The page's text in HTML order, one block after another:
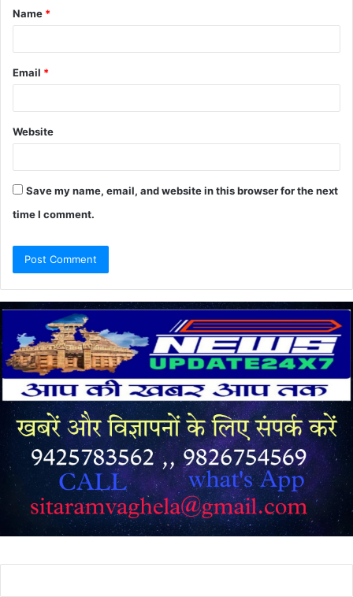
*
Name *
Email *
Website
Save my name, email, and website in this browser for the next
time I comment.